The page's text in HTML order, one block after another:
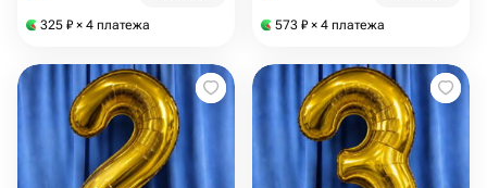
325 ₽ × 4 платежа 573 ₽ × 4 платежа